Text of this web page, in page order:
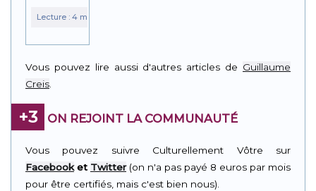
Vous pouvez lire aussi d'autres articles de Guillaume
Creis
+3 ON REJOINT LA COMMUNAUTÉ
Vous pouvez suivre Culturellement Vôtre sur
Facebooket Twitter(on n'a pas payé 8 euros par mois
pour être certifiés, mais c'est bien nous).